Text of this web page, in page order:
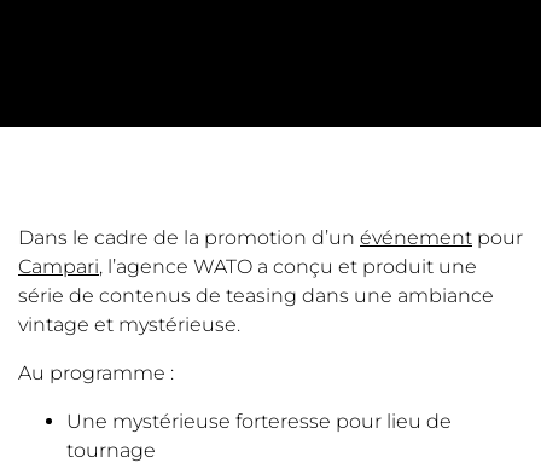
Dans le cadre de la promotion d’un événement pour
Campari, l’agence WATO a conçu et produit une
série de contenus de teasing dans une ambiance
vintage et mystérieuse.
Au programme :
Une mystérieuse forteresse pour lieu de
tournage